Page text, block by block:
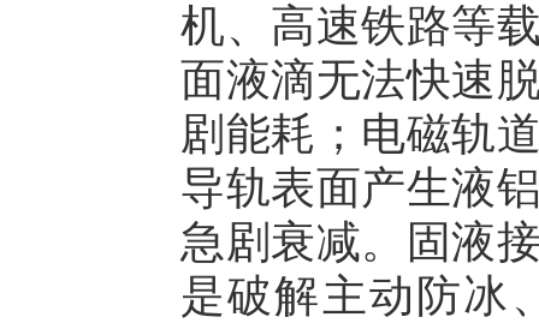
机、高速铁路等
面液滴无法快速
剧能耗；电磁轨
导轨表面产生液
急剧衰减。固液
是破解主动防冰